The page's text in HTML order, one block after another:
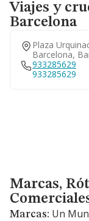
Viajes y
Barcelona
Plaza
Barcelona,
933285629
933285629
Marcas, Rótulos
Marcas,
Marcas: Un